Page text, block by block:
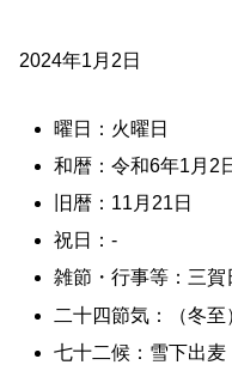
2024年1月2日
曜日：火曜日
和暦：令和6年1月2
旧暦：11月21日
祝日：-
雑節・行事等：三賀
二十四節気：（冬至
七十二候：雪下出麦